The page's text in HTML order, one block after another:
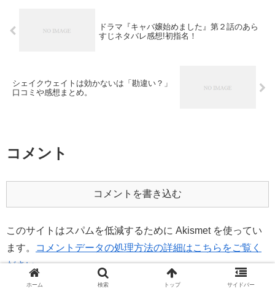
ドラマ『キャバ嬢始めました』第２話のあら
すじネタバレ感想!初指名！
シェイクウェイトは効かないは「勘違い？」
口コミや感想まとめ。
コメント
コメントを書き込む
このサイトはスパムを低減するために Akismet を使ってい
ます。
コメントデータの処理方法の詳細はこちらをご覧く
ださい。
ホーム 検索 トップ サイドバー